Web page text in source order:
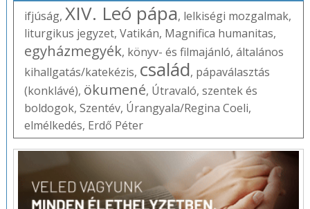
ifjúság, XIV. Leó pápa, lelkiségi mozgalmak,
liturgikus jegyzet, Vatikán, Magnifica humanitas,
egyházmegyék, könyv- és filmajánló, általános
kihallgatás/katekézis, család, pápaválasztás
(konklávé), ökumené, Útravaló, szentek és
boldogok, Szentév, Úrangyala/Regina Coeli,
elmélkedés, Erdő Péter